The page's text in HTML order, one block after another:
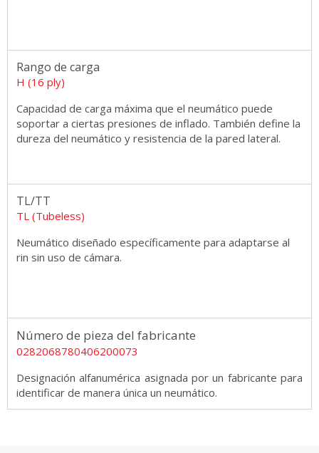
Rango de carga
H (16 ply)
Capacidad de carga máxima que el neumático puede
soportar a ciertas presiones de inflado. También define la
dureza del neumático y resistencia de la pared lateral.
TL/TT
TL (Tubeless)
Neumático diseñado específicamente para adaptarse al
rin sin uso de cámara.
Número de pieza del fabricante
0282068780406200073
Designación alfanumérica asignada por un fabricante para
identificar de manera única un neumático.